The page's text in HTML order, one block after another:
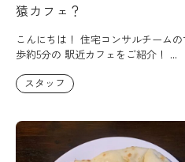
猿カフェ？
こんにちは！ 住宅コンサルチーム
歩約5分の 駅近カフェをご紹介！ ...
スタッフ